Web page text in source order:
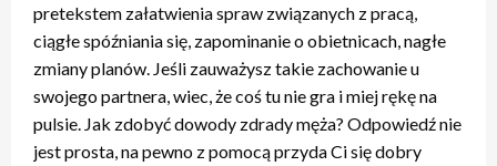
pretekstem załatwienia spraw związanych z pracą,
ciągłe spóźniania się, zapominanie o obietnicach, nagłe
zmiany planów. Jeśli zauważysz takie zachowanie u
swojego partnera, wiec, że coś tu nie gra i miej rękę na
pulsie. Jak zdobyć dowody zdrady męża? Odpowiedź nie
jest prosta, na pewno z pomocą przyda Ci się dobry